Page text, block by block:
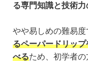
る専門知識と技術力
やや易しめの難易度
るペーパードリッ
べるため、初学者の